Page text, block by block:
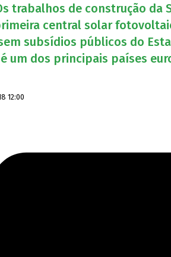
trabalhos de construção da
central solar
subsídios públicos do
é um dos principais países
12:00